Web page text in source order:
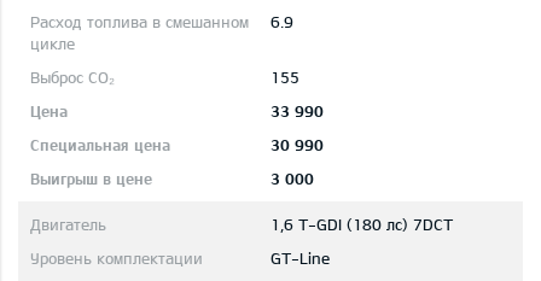
6.9
155
33 990
30 990
3 000
1,6 T-GDI (180 лс) 7DCT
GT-Line